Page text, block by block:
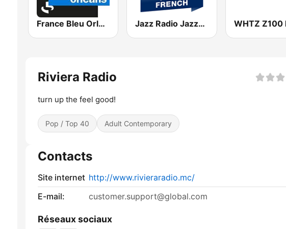
France Bleu Orléans Jazz Radio Jazzy French
Riviera Radio
turn up the feel good!
Pop / Top 40 Adult Contemporary
Contacts
Site internet http://www.rivieraradio.mc/
E-mail:
customer.support@global.com
Réseaux sociaux